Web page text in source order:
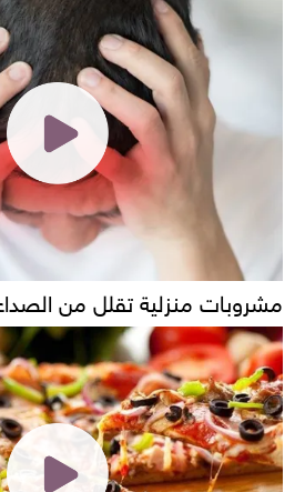
مشروبات منزلية تقلل من